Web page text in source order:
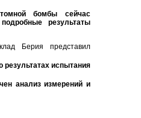
бомбы сейчас
результаты
Берия представил
испытания
анализ измерений и